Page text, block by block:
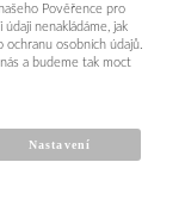
od: 1996.11 do
typ motoru:
- 2003.07
od: 2000.09 do
typ motoru:
Pověřence pro
nenakládáme, jak
osobních údajů.
a budeme tak moct
Nastavení